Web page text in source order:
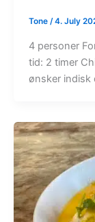
Tone /4. July
4 personer
tid: 2 timer
ønsker